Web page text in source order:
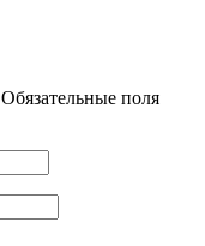
Обязательные поля